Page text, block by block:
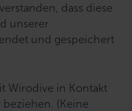
dass diese
unserer
und gespeichert
Wirodive in Kontakt
(Keine